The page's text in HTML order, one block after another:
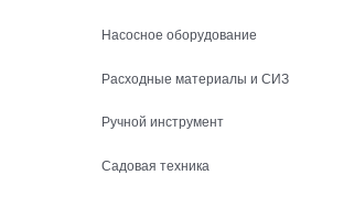
Насосное оборудование
Расходные материалы и СИЗ
Ручной инструмент
Садовая техника